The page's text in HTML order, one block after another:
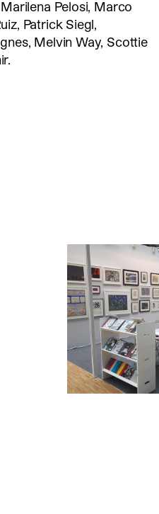
Pelosi, Marco
Patrick Siegl,
Melvin Way, Scottie